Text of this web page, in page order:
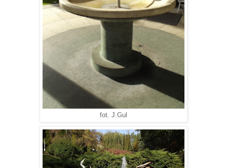
fot. J.Gul